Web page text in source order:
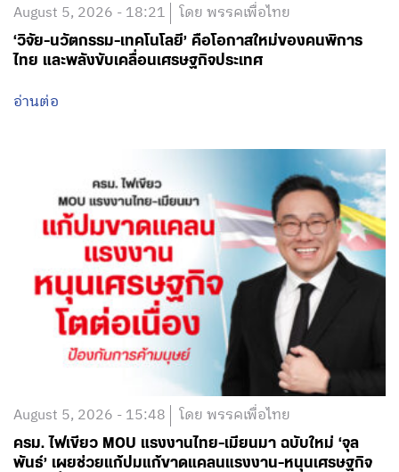
August 5, 2026 - 18:21 โดย พรรคเพื่อไทย
‘วิจัย-นวัตกรรม-เทคโนโลยี’ คือโอกาสใหม่ของคนพิการ
ไทย และพลังขับเคลื่อนเศรษฐกิจประเทศ
อ่านต่อ
August 5, 2026 - 15:48 โดย พรรคเพื่อไทย
ครม. ไฟเขียว MOU แรงงานไทย-เมียนมา ฉบับใหม่ ‘จุล
พันธ์’ เผยช่วยแก้ปมแก้ขาดแคลนแรงงาน-หนุนเศรษฐกิจ